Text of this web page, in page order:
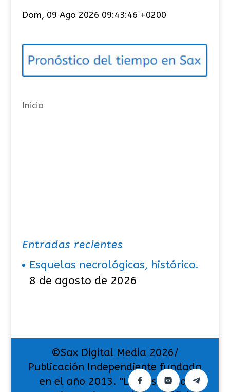
e
o
í
s
Dom, 09 Ago 2026 09:43:46 +0200
Inicio
Entradas recientes
Esquelas necrológicas, histórico.
8 de agosto de 2026
©Sax Digital Media 2026/
Publicación Independiente fundada
en el año 2013. "La pasión por